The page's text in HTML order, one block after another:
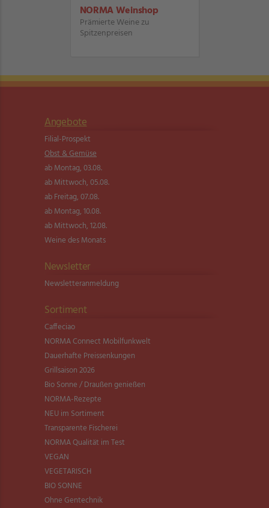
NORMA Weinshop
Prämierte Weine zu
Spitzenpreisen
Angebote
Filial-Prospekt
Obst & Gemüse
ab Montag, 03.08.
ab Mittwoch, 05.08.
ab Freitag, 07.08.
ab Montag, 10.08.
ab Mittwoch, 12.08.
Weine des Monats
Newsletter
Newsletter­anmeldung
Sortiment
Caffeciao
NORMA Connect Mobilfunkwelt
Dauerhafte Preissenkungen
Grillsaison 2026
Bio Sonne / Draußen genießen
NORMA-Rezepte
NEU im Sortiment
Transparente Fischerei
NORMA Qualität im Test
VEGAN
VEGETARISCH
BIO SONNE
Ohne Gentechnik